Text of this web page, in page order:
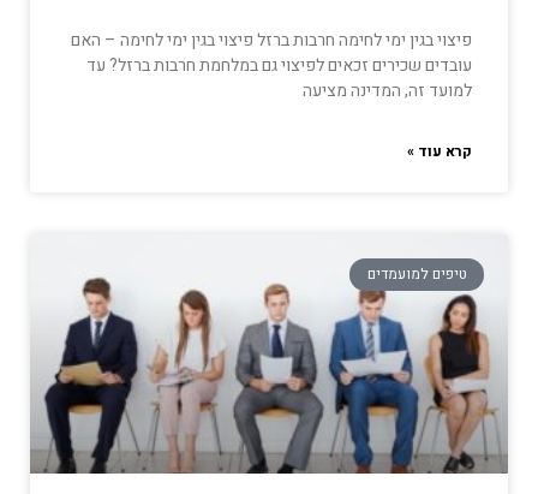
פיצוי בגין ימי לחימה חרבות ברזל פיצוי בגין ימי לחימה – האם
עובדים שכירים זכאים לפיצוי גם במלחמת חרבות ברזל? עד
למועד זה, המדינה מציעה
קרא עוד »
טיפים למועמדים